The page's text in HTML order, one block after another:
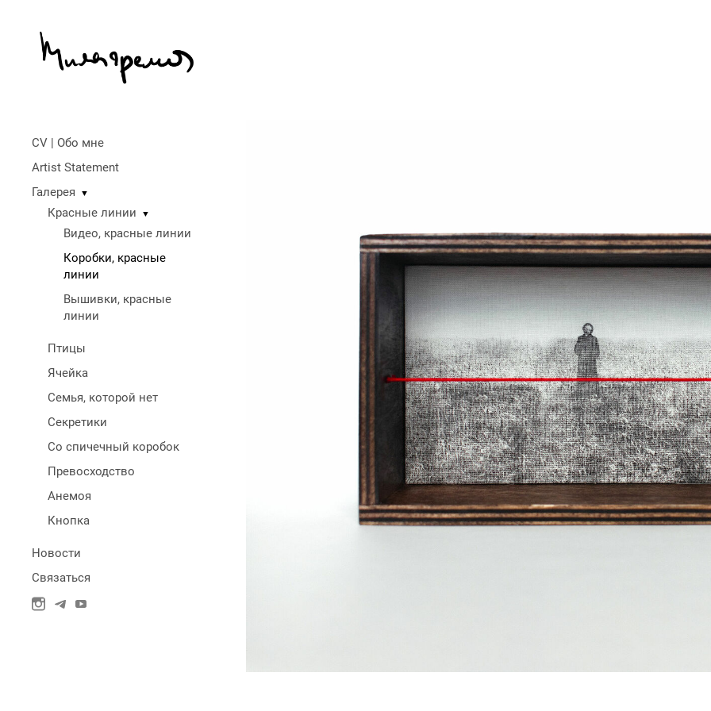
CV | Обо мне
Artist Statement
Галерея
▼
Красные линии ▼
Видео, красные линии
Коробки, красные
линии
Вышивки, красные
линии
Птицы
Ячейка
Семья, которой нет
Секретики
Со спичечный коробок
Превосходство
Анемоя
Кнопка
Новости
Связаться